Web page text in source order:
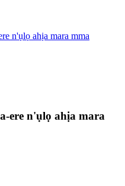
n'ụlọ ahịa mara mma
ere n'ụlọ ahịa mara